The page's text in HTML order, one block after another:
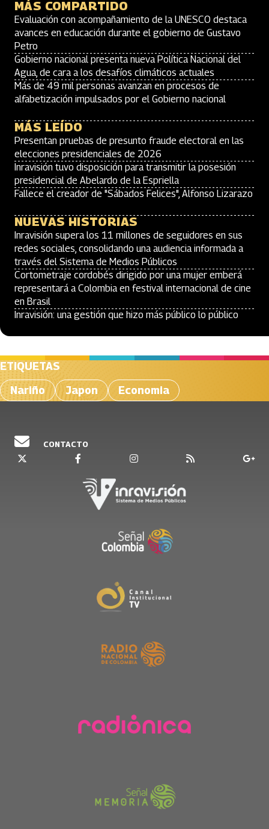
MÁS COMPARTIDO
Evaluación con acompañamiento de la UNESCO destaca
avances en educación durante el gobierno de Gustavo
Petro
Gobierno nacional presenta nueva Política Nacional del
Agua, de cara a los desafíos climáticos actuales
Más de 49 mil personas avanzan en procesos de
alfabetización impulsados por el Gobierno nacional
MÁS LEÍDO
Presentan pruebas de presunto fraude electoral en las
elecciones presidenciales de 2026
Inravisión tuvo disposición para transmitir la posesión
presidencial de Abelardo de la Espriella
Fallece el creador de "Sábados Felices", Alfonso Lizarazo
NUEVAS HISTORIAS
Inravisión supera los 11 millones de seguidores en sus
redes sociales, consolidando una audiencia informada a
través del Sistema de Medios Públicos
Cortometraje cordobés dirigido por una mujer emberá
representará a Colombia en festival internacional de cine
en Brasil
Inravisión: una gestión que hizo más público lo público
ETIQUETAS
Nariño
Japon Economia
CONTACTO